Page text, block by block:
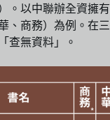
。以中聯辦全資擁
、商務）為例。在
查無資料」。